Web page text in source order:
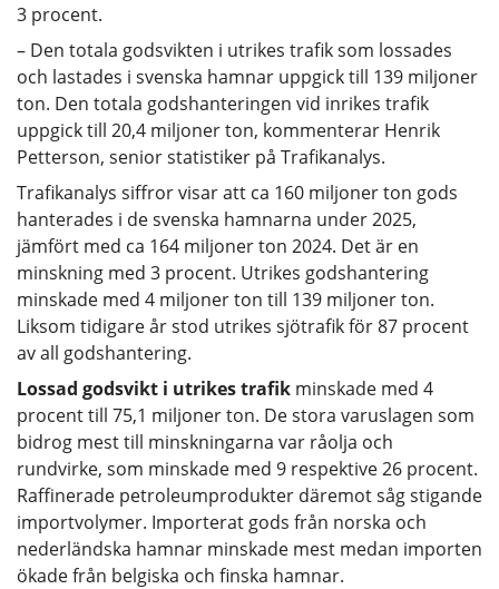
3 procent.
– Den totala godsvikten i utrikes trafik som lossades
och lastades i svenska hamnar uppgick till 139 miljoner
ton. Den totala godshanteringen vid inrikes trafik
uppgick till 20,4 miljoner ton, kommenterar Henrik
Petterson, senior statistiker på Trafikanalys.
Trafikanalys siffror visar att ca 160 miljoner ton gods
hanterades i de svenska hamnarna under 2025,
jämfört med ca 164 miljoner ton 2024. Det är en
minskning med 3 procent. Utrikes godshantering
minskade med 4 miljoner ton till 139 miljoner ton.
Liksom tidigare år stod utrikes sjötrafik för 87 procent
av all godshantering.
Lossad godsvikt i utrikes trafik minskade med 4
procent till 75,1 miljoner ton. De stora varuslagen som
bidrog mest till minskningarna var råolja och
rundvirke, som minskade med 9 respektive 26 procent.
Raffinerade petroleumprodukter däremot såg stigande
importvolymer. Importerat gods från norska och
nederländska hamnar minskade mest medan importen
ökade från belgiska och finska hamnar.